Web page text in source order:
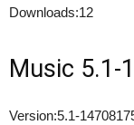
Downloads:12
Music 5.1-
Version:5.1-